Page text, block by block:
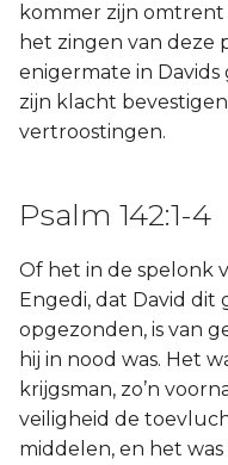
Judas
Openbaring
kommer zijn
het zingen van deze
enigermate in
zijn klacht
vertroostingen.
Psalm 142:1-4
Of het in de spelonk
Engedi, dat David
opgezonden, is van
hij in nood was. Het
krijgsman, zo’n
veiligheid de
middelen, en het